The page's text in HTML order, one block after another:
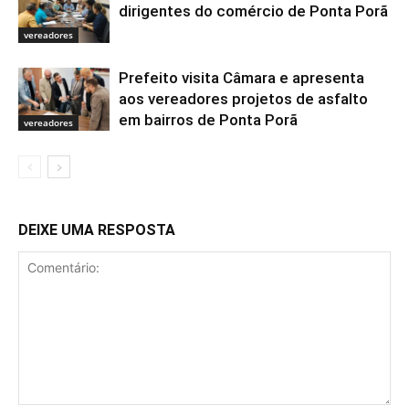
vereadores
dirigentes do comércio de Ponta Porã
vereadores
Prefeito visita Câmara e apresenta
aos vereadores projetos de asfalto
em bairros de Ponta Porã
DEIXE UMA RESPOSTA